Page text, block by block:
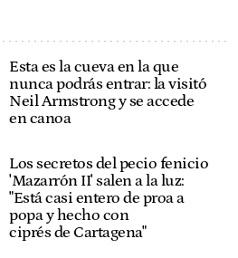
Esta es la cueva en la que
nunca podrás entrar: la visitó
Neil Armstrong y se accede
en canoa
Los secretos del pecio fenicio
'Mazarrón II' salen a la luz:
"Está casi entero de proa a
popa y hecho con
ciprés de Cartagena"